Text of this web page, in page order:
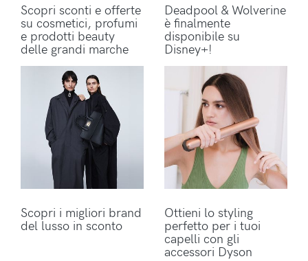
Scopri sconti e offerte
su cosmetici, profumi
e prodotti beauty
delle grandi marche
Deadpool & Wolverine
è finalmente
disponibile su
Disney+!
Scopri i migliori brand
del lusso in sconto
Ottieni lo styling
perfetto per i tuoi
capelli con gli
accessori Dyson